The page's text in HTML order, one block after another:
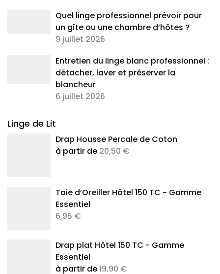
Quel linge professionnel prévoir pour
un gîte ou une chambre d’hôtes ?
9 juillet 2026
Entretien du linge blanc professionnel :
détacher, laver et préserver la
blancheur
6 juillet 2026
Linge de Lit
Drap Housse Percale de Coton
à partir de 20,50 €
Taie d’Oreiller Hôtel 150 TC - Gamme
Essentiel
6,95 €
Drap plat Hôtel 150 TC - Gamme
Essentiel
à partir de19,90 €